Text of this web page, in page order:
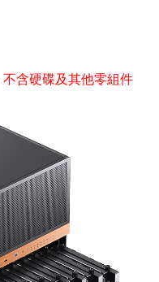
含硬碟及其他零組件